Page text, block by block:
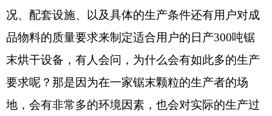
况、配套设施、以及具体的生产条件还有用户对成
品物料的质量要求来制定适合用户的日产300吨锯
末烘干设备，有人会问，为什么会有如此多的生产
要求呢？那是因为在一家锯末颗粒的生产者的场
地，会有非常多的环境因素，也会对实际的生产过